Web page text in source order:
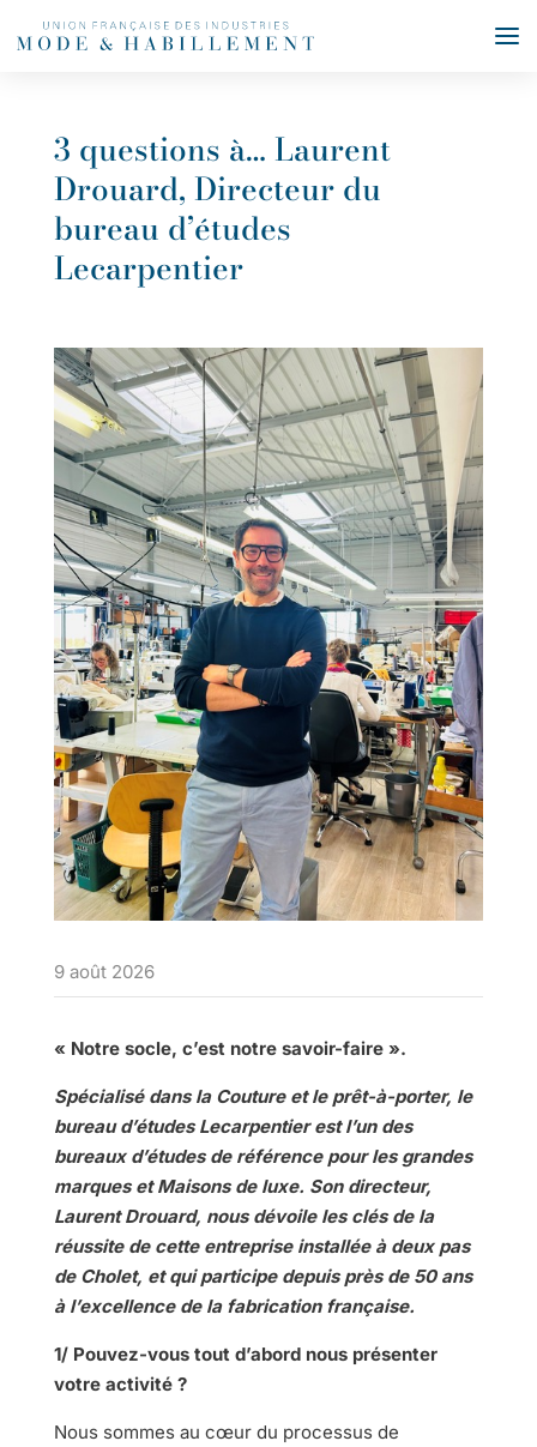
3 questions à… Laurent
Drouard, Directeur du
bureau d’études
Lecarpentier
9 août 2026
« Notre socle, c’est notre savoir-faire ».
Spécialisé dans la Couture et le prêt-à-porter, le
bureau d’études Lecarpentier est l’un des
bureaux d’études de référence pour les grandes
marques et Maisons de luxe. Son directeur,
Laurent Drouard, nous dévoile les clés de la
réussite de cette entreprise installée à deux pas
de Cholet, et qui participe depuis près de 50 ans
à l’excellence de la fabrication française.
1/ Pouvez-vous tout d’abord nous présenter
votre activité ?
Nous sommes au cœur du processus de